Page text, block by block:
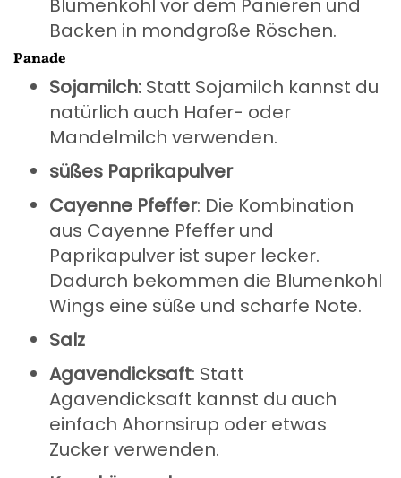
Blumenkohl vor dem Panieren und
Backen in mondgroße Röschen.
Panade
Sojamilch: Statt Sojamilch kannst du
natürlich auch Hafer- oder
Mandelmilch verwenden.
süßes Paprikapulver
Cayenne Pfeffer: Die Kombination
aus Cayenne Pfeffer und
Paprikapulver ist super lecker.
Dadurch bekommen die Blumenkohl
Wings eine süße und scharfe Note.
Salz
Agavendicksaft: Statt
Agavendicksaft kannst du auch
einfach Ahornsirup oder etwas
Zucker verwenden.